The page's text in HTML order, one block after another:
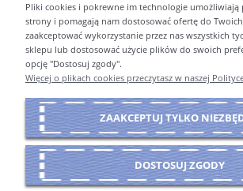
PŁATNOŚCI I
INFORMACJE
O NAS
POKAŻ PEŁNĄ WERSJĘ
Pliki cookies i pokrewne im technologie umożliwiają
strony i pomagają nam dostosować ofertę do
zaakceptować wykorzystanie przez nas wszystkich
sklepu lub dostosować użycie plików do swoich
opcję "Dostosuj zgody".
Więcej o plikach cookies przeczytasz w naszej
ZAAKCEPTUJ TYLKO
DOSTOSUJ ZGODY